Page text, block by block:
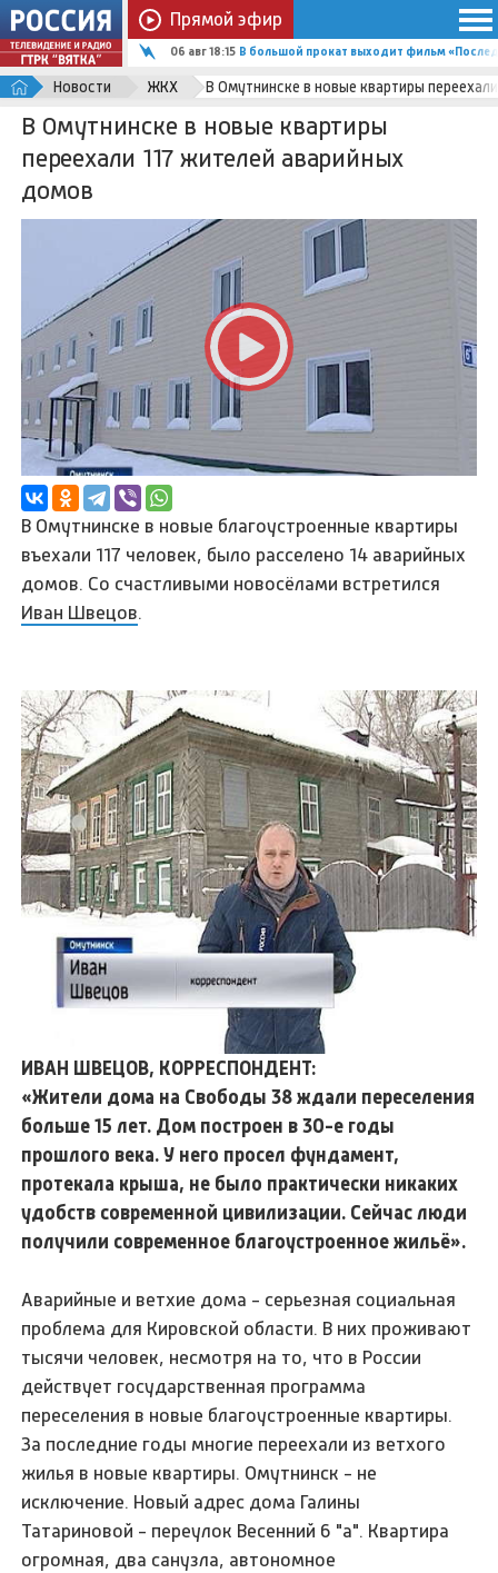
Прямой эфир
06 авг 18:15 В большой прокат выходит фильм
Новости ЖКХ В Омутнинске в новые квартиры
В Омутнинске в новые квартиры
переехали 117 жителей аварийных
домов
В Омутнинске в новые благоустроенные квартиры
въехали 117 человек, было расселено 14 аварийных
домов. Со счастливыми новосёлами встретился
Иван Швецов.
ИВАН ШВЕЦОВ, КОРРЕСПОНДЕНТ:
«Жители дома на Свободы 38 ждали переселения
больше 15 лет. Дом построен в 30-е годы
прошлого века. У него просел фундамент,
протекала крыша, не было практически никаких
удобств современной цивилизации. Сейчас люди
получили современное благоустроенное жильё».
Аварийные и ветхие дома - серьезная социальная
проблема для Кировской области. В них проживают
тысячи человек, несмотря на то, что в России
действует государственная программа
переселения в новые благоустроенные квартиры.
За последние годы многие переехали из ветхого
жилья в новые квартиры. Омутнинск - не
исключение. Новый адрес дома Галины
Татариновой - переулок Весенний 6 "а". Квартира
огромная, два санузла, автономное